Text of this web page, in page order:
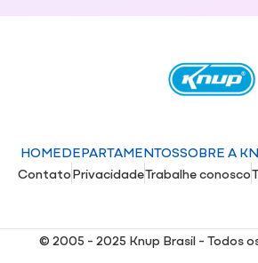
HOMEDEPARTAMENTOSSOBRE A
ContatoPrivacidadeTrabalhe conosco
© 2005 - 2025 Knup Brasil - Todos